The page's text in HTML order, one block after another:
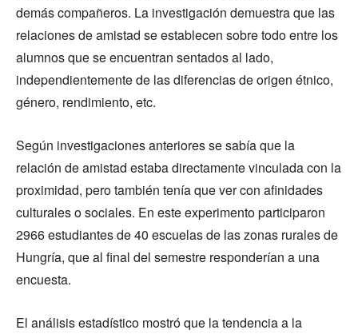
demás compañeros. La investigación demuestra que las
relaciones de amistad se establecen sobre todo entre los
alumnos que se encuentran sentados al lado,
independientemente de las diferencias de origen étnico,
género, rendimiento, etc.
Según investigaciones anteriores se sabía que la
relación de amistad estaba directamente vinculada con la
proximidad, pero también tenía que ver con afinidades
culturales o sociales. En este experimento participaron
2966 estudiantes de 40 escuelas de las zonas rurales de
Hungría, que al final del semestre responderían a una
encuesta.
El análisis estadístico mostró que la tendencia a la